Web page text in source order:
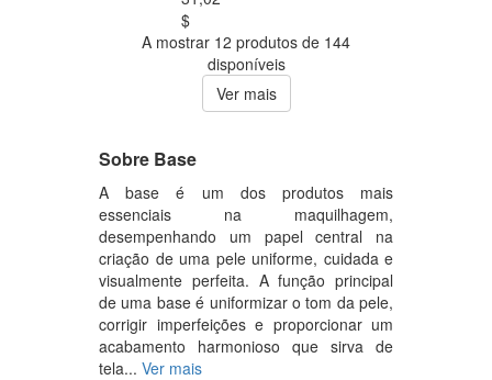
$
A mostrar 12 produtos de 144
disponíveis
Ver mais
Sobre Base
A base é um dos produtos mais
essenciais na maquilhagem,
desempenhando um papel central na
criação de uma pele uniforme, cuidada e
visualmente perfeita. A função principal
de uma base é uniformizar o tom da pele,
corrigir imperfeições e proporcionar um
acabamento harmonioso que sirva de
tela... Ver mais